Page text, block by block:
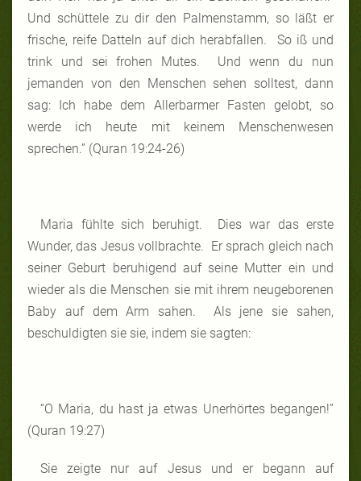
Und schüttele zu dir den Palmenstamm, so läßt er
frische, reife Datteln auf dich herabfallen. So iß und
trink und sei frohen Mutes. Und wenn du nun
jemanden von den Menschen sehen solltest, dann
sag: Ich habe dem Allerbarmer Fasten gelobt, so
werde ich heute mit keinem Menschenwesen
sprechen.” (Quran 19:24-26)
Maria fühlte sich beruhigt. Dies war das erste
Wunder, das Jesus vollbrachte. Er sprach gleich nach
seiner Geburt beruhigend auf seine Mutter ein und
wieder als die Menschen sie mit ihrem neugeborenen
Baby auf dem Arm sahen. Als jene sie sahen,
beschuldigten sie sie, indem sie sagten:
“O Maria, du hast ja etwas Unerhörtes begangen!”
(Quran 19:27)
Sie zeigte nur auf Jesus und er begann auf